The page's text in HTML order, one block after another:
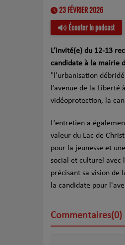
23 FÉVRIER 2026
Écouter le podcast
L’invité(e) du 12-13
candidate à la mairie
"l'urbanisation
l’avenue de la
vidéoprotection, la
L’entretien a
valeur du Lac de
pour la jeunesse et
social et culturel avec
précisant sa vision de
la candidate pour
Commentaires(0)